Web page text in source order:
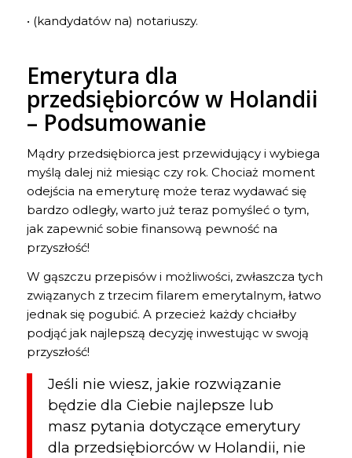
• (kandydatów na) notariuszy.
Emerytura dla
przedsiębiorców w Holandii
– Podsumowanie
Mądry przedsiębiorca jest przewidujący i wybiega
myślą dalej niż miesiąc czy rok. Chociaż moment
odejścia na emeryturę może teraz wydawać się
bardzo odległy, warto już teraz pomyśleć o tym,
jak zapewnić sobie finansową pewność na
przyszłość!
W gąszczu przepisów i możliwości, zwłaszcza tych
związanych z trzecim filarem emerytalnym, łatwo
jednak się pogubić. A przecież każdy chciałby
podjąć jak najlepszą decyzję inwestując w swoją
przyszłość!
Jeśli nie wiesz, jakie rozwiązanie
będzie dla Ciebie najlepsze lub
masz pytania dotyczące emerytury
dla przedsiębiorców w Holandii, nie